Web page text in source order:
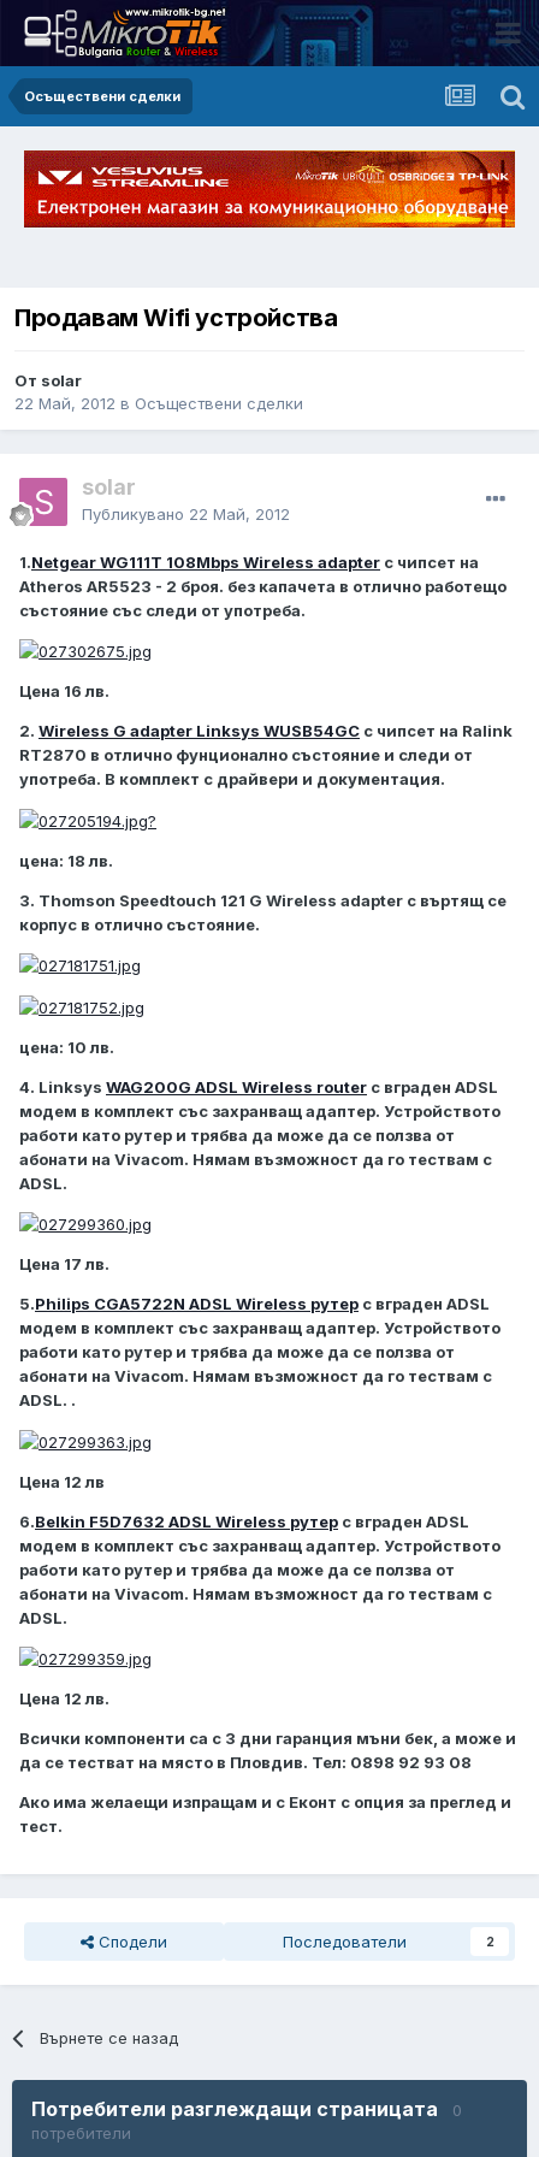
Осъществени сделки
Продавам Wifi устройства
От solar
22 Май, 2012 в Осъществени сделки
solar
Публикувано 22 Май, 2012
1.Netgear WG111T 108Mbps Wireless adapter с чипсет на
Atheros AR5523 - 2 броя. без капачета в отлично работещо
състояние със следи от употреба.
Ценa 16 лв.
2. Wireless G adapter Linksys WUSB54GC с чипсет на Ralink
RT2870 в отлично фунционално състояние и следи от
употреба. В комплект с драйвери и документация.
цена: 18 лв.
3. Thomson Speedtouch 121 G Wireless adapter с въртящ се
корпус в отлично състояние.
цена: 10 лв.
4. Linksys WAG200G ADSL Wireless router с вграден ADSL
модем в комплект със захранващ адаптер. Устройството
работи като рутер и трябва да може да се ползва от
абонати на Vivacom. Нямам възможност да го тествам с
ADSL.
Цена 17 лв.
5.Philips CGA5722N ADSL Wireless рутер с вграден ADSL
модем в комплект със захранващ адаптер. Устройството
работи като рутер и трябва да може да се ползва от
абонати на Vivacom. Нямам възможност да го тествам с
ADSL. .
Цена 12 лв
6.Belkin F5D7632 ADSL Wireless рутер с вграден ADSL
модем в комплект със захранващ адаптер. Устройството
работи като рутер и трябва да може да се ползва от
абонати на Vivacom. Нямам възможност да го тествам с
ADSL.
Цена 12 лв.
Всички компоненти са с 3 дни гаранция мъни бек, а може и
да се тестват на място в Пловдив. Тел: 0898 92 93 08
Ако има желаещи изпращам и с Еконт с опция за преглед и
тест.
Сподели Последователи 2
Върнете се назад
Потребители разглеждащи страницата
0
потребители